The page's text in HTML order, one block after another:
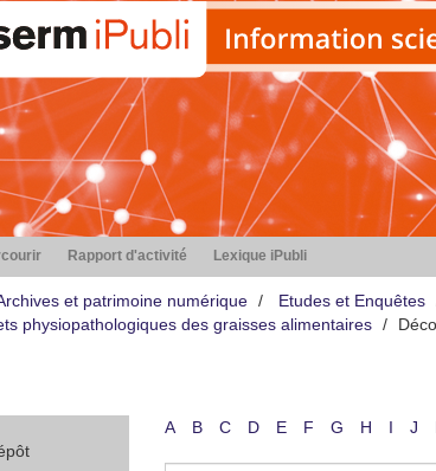
Rapport d'activité Lexique iPubli
et patrimoine numérique Etudes et Enquêtes
physiopathologiques des graisses alimentaires
A B C D E F G H I J